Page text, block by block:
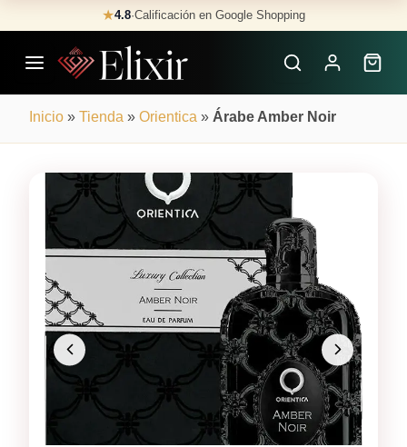
to
content
★4.8·Calificación en Google Shopping
Inicio » Tienda » Orientica » Árabe Amber Noir